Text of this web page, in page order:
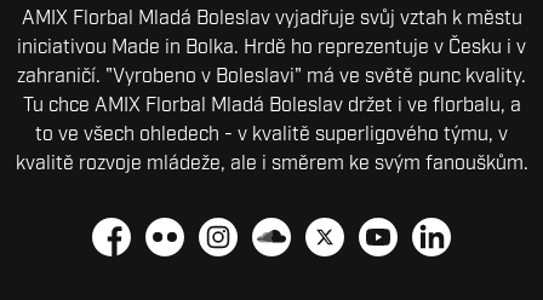
AMIX Florbal Mladá Boleslav vyjadřuje svůj vztah k městu
iniciativou Made in Bolka. Hrdě ho reprezentuje v Česku i v
zahraničí. "Vyrobeno v Boleslavi" má ve světě punc kvality.
Tu chce AMIX Florbal Mladá Boleslav držet i ve florbalu, a
to ve všech ohledech - v kvalitě superligového týmu, v
kvalitě rozvoje mládeže, ale i směrem ke svým fanouškům.
Facebook
Flickr InstagramSoundcloudPlatform XYouTubeLinkedIn